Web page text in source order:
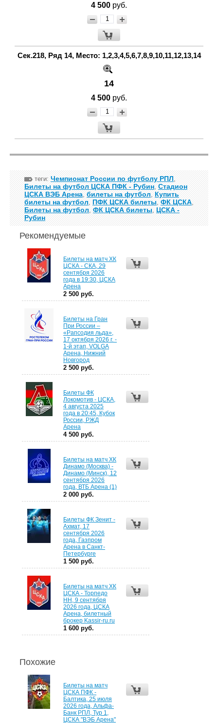
4 500 руб.
Сек.218, Ряд 14, Место: 1,2,3,4,5,6,7,8,9,10,11,12,13,14
14
4 500 руб.
теги:Чемпионат России по футболу РПЛ,
Билеты на футбол ЦСКА ПФК - Рубин,Стадион
ЦСКА ВЭБ Арена,билеты на футбол,Купить
билеты на футбол,ПФК ЦСКА билеты,ФК ЦСКА,
Билеты на футбол,ФК ЦСКА билеты,ЦСКА -
Рубин
Рекомендуемые
Билеты на матч ХК
ЦСКА - СКА, 29
сентября 2026
года в 19:30, ЦСКА
Арена
2 500 руб.
Билеты на Гран
При России –
«Рапсодия льда»,
17 октября 2026 г. -
1-й этап, VOLGA
Арена, Нижний
Новгород
2 500 руб.
Билеты ФК
Локомотив - ЦСКА,
4 августа 2025
года в 20:45, Кубок
России, РЖД
Арена
4 500 руб.
Билеты на матч ХК
Динамо (Москва) -
Динамо (Минск), 12
сентября 2026
года, ВТБ Арена (1)
2 000 руб.
Билеты ФК Зенит -
Ахмат, 17
сентября 2026
года, Газпром
Арена в Санкт-
Петербурге
1 500 руб.
Билеты на матч ХК
ЦСКА - Торпедо
НН, 9 сентября
2026 года, ЦСКА
Арена, билетный
брокер Kassir-ru.ru
1 600 руб.
Похожие
Билеты на матч
ЦСКА ПФК -
Балтика, 25 июля
2026 года, Альфа-
Банк РПЛ, Тур 1,
ЦСКА "ВЭБ Арена"